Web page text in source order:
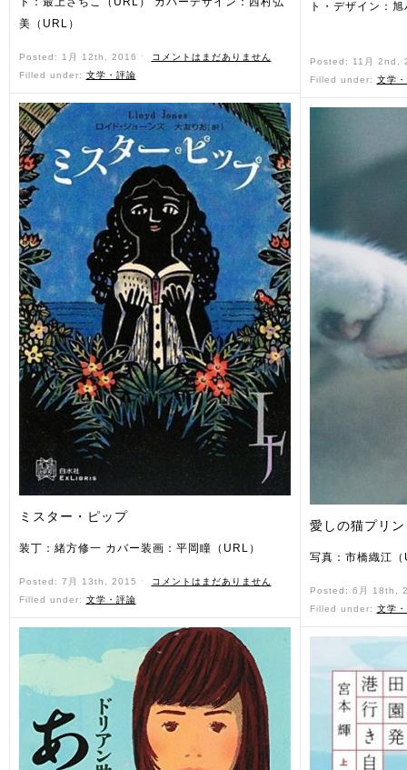
美（URL）
Posted: 1月 12th, 2016 ˑ
コメントはまだありません
Filled under: 文学・評論
ミスター・ピップ
装丁：緒方修一 カバー装画：平岡瞳（URL）
Posted: 7月 13th, 2015 ˑ
コメントはまだありません
Filled under: 文学・評論
ト・デザイン：
Posted: 11月 2nd,
Filled under: 文学
愛しの猫プリン
写真：市橋織江
Posted: 6月 18th,
Filled under: 文学